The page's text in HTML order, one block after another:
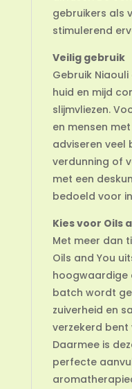
gebruikers als
stimulerend
Veilig gebruik
Gebruik
huid en mijd
slijmvliezen.
en mensen
adviseren veel
verdunning of
met een
bedoeld voor
Kies voor Oils
Met meer dan
Oils and You
hoogwaardige
batch wordt
zuiverheid en
verzekerd
Daarmee is
perfecte